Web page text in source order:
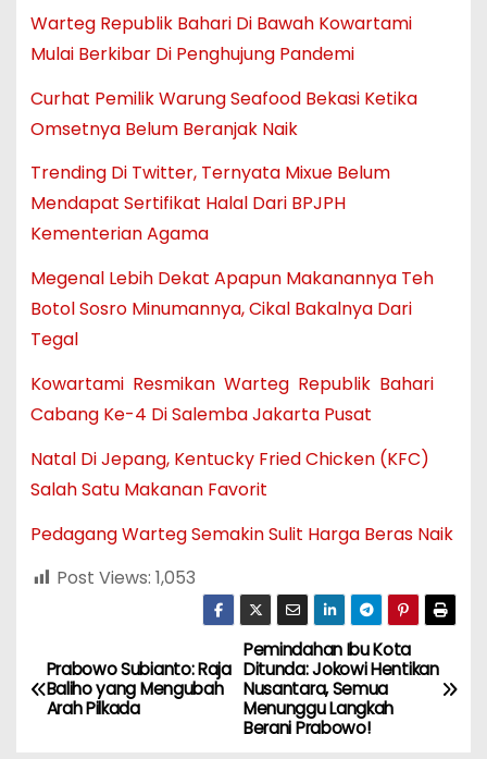
Warteg Republik Bahari Di Bawah Kowartami
Mulai Berkibar Di Penghujung Pandemi
Curhat Pemilik Warung Seafood Bekasi Ketika
Omsetnya Belum Beranjak Naik
Trending Di Twitter, Ternyata Mixue Belum
Mendapat Sertifikat Halal Dari BPJPH
Kementerian Agama
Megenal Lebih Dekat Apapun Makanannya Teh
Botol Sosro Minumannya, Cikal Bakalnya Dari
Tegal
Kowartami Resmikan Warteg Republik Bahari
Cabang Ke-4 Di Salemba Jakarta Pusat
Natal Di Jepang, Kentucky Fried Chicken (KFC)
Salah Satu Makanan Favorit
Pedagang Warteg Semakin Sulit Harga Beras Naik
Post Views: 1,053
N
a
Pemindahan Ibu Kota
Ditunda: Jokowi Hentikan
Nusantara, Semua
Menunggu Langkah
Berani Prabowo!
Prabowo Subianto: Raja
Baliho yang Mengubah
Arah Pilkada